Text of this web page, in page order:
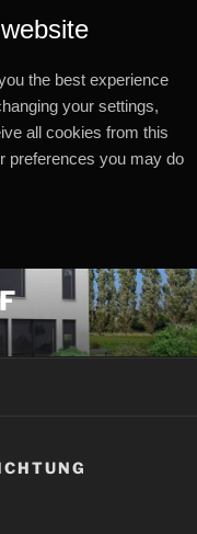
the best experience
your settings,
all cookies from this
preferences you may do